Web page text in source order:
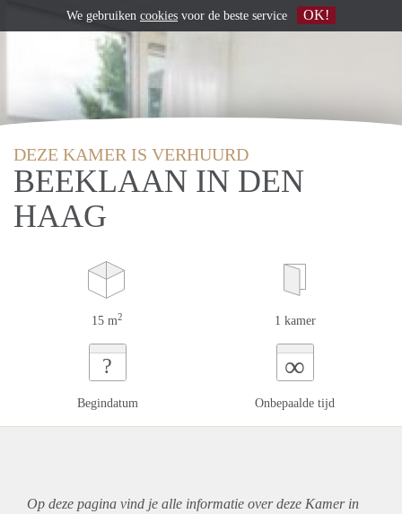
DEZE KAMER IS VERHUURD
BEEKLAAN IN DEN
HAAG
15 m2 1 kamer
?
Begindatum
∞
Onbepaalde tijd
Op deze pagina vind je alle informatie over deze Kamer in
We gebruiken cookies voor de beste service OK!